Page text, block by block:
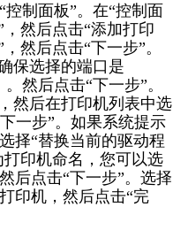
制面板”。在“控制面
然后点击“添加打印
然后点击“下一步”。
保选择的端口是
然后点击“下一步”。
然后在打印机列表中选
一步”。如果系统提示
择“替换当前的驱动程
打印机命名，您可以选
后点击“下一步”。选择
印机，然后点击“完